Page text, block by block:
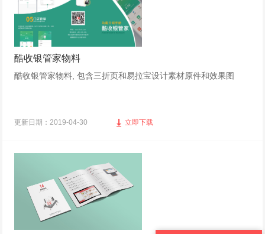
酷收银管家物料
酷收银管家物料, 包含三折页和易拉宝设计素材原件和效果图
更新日期：2019-04-30 立即下载